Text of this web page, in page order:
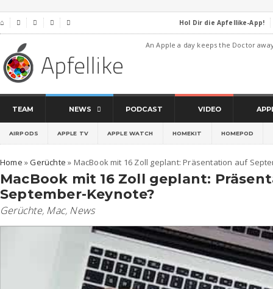
⌂     Hol Dir die Apfellike-App!
An Apple a day keeps the Doctor
TEAM NEWS PODCAST VIDEO
AIRPODS APPLE TV APPLE WATCH HOMEKIT HOMEPOD
Home »Gerüchte » MacBook mit 16 Zoll geplant: Präsentation auf
MacBook mit 16 Zoll geplant:
September-Keynote?
Gerüchte, Mac, News